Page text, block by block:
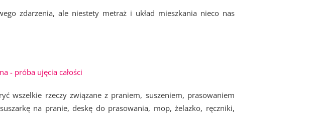
zdarzenia, ale niestety metraż i układ mieszkania nieco nas
wszelkie rzeczy związane z praniem, suszeniem, prasowaniem
na pranie, deskę do prasowania, mop, żelazko, ręczniki,